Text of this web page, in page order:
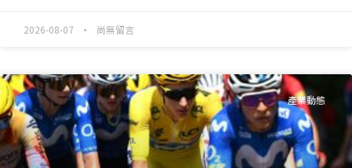
2026-08-07 尚無留言
產業動態